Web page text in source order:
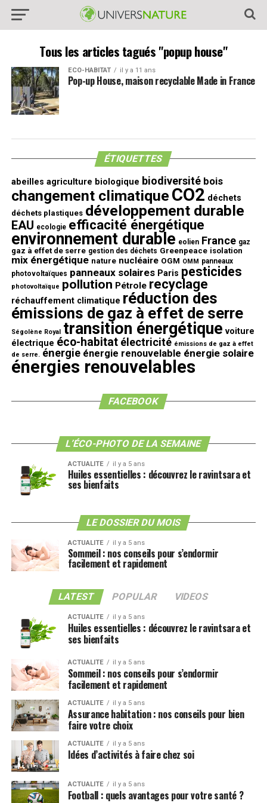
Tous les articles tagués "popup house"
ECO-HABITAT il y a 11 ans
Pop-up House, maison recyclable Made in France
ÉTIQUETTES
abeilles agriculture biologique biodiversité bois
changement climatique CO2 déchets
déchets plastiques développement durable
EAU ecologie efficacité énergétique
environnement durable eolien France gaz
gaz à effet de serre gestion des déchets Greenpeace isolation
mix énergétique nature nucléaire OGM OMM panneaux
photovoltaïques panneaux solaires Paris pesticides
photovoltaïque pollution Pétrole recyclage
réchauffement climatique réduction des
émissions de gaz à effet de serre
Ségolène Royal transition énergétique voiture
électrique éco-habitat électricité émissions de gaz à effet
de serre. énergie énergie renouvelable énergie solaire
énergies renouvelables
FACEBOOK
L’ÉCO-PHOTO DE LA SEMAINE
ACTUALITE il y a 5 ans
Huiles essentielles : découvrez le ravintsara et
ses bienfaits
LE DOSSIER DU MOIS
ACTUALITE il y a 5 ans
Sommeil : nos conseils pour s’endormir
facilement et rapidement
LATEST POPULAR VIDEOS
ACTUALITE il y a 5 ans
Huiles essentielles : découvrez le ravintsara et
ses bienfaits
ACTUALITE il y a 5 ans
Sommeil : nos conseils pour s’endormir
facilement et rapidement
ACTUALITE il y a 5 ans
Assurance habitation : nos conseils pour bien
faire votre choix
ACTUALITE il y a 5 ans
Idées d’activités à faire chez soi
ACTUALITE il y a 5 ans
Football : quels avantages pour votre santé ?